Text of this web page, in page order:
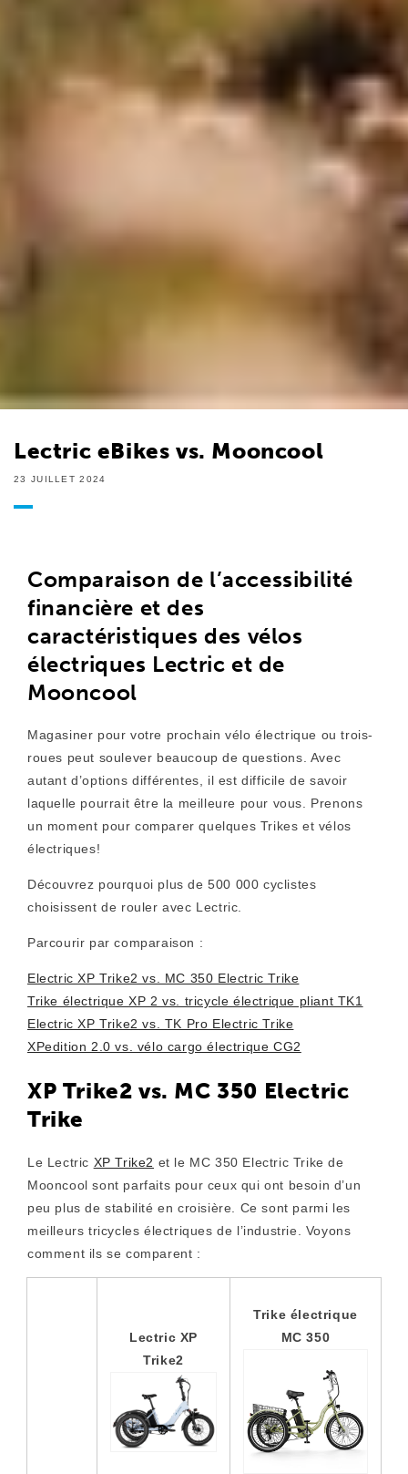
Lectric eBikes vs. Mooncool
23 JUILLET 2024
Comparaison de l’accessibilité
financière et des
caractéristiques des vélos
électriques Lectric et de
Mooncool
Magasiner pour votre prochain vélo électrique ou trois-
roues peut soulever beaucoup de questions. Avec
autant d’options différentes, il est difficile de savoir
laquelle pourrait être la meilleure pour vous. Prenons
un moment pour comparer quelques Trikes et vélos
électriques!
Découvrez pourquoi plus de 500 000 cyclistes
choisissent de rouler avec Lectric.
Parcourir par comparaison :
Electric XP Trike2 vs. MC 350 Electric Trike
Trike électrique XP 2 vs. tricycle électrique pliant TK1
Electric XP Trike2 vs. TK Pro Electric Trike
XPedition 2.0 vs. vélo cargo électrique CG2
XP Trike2 vs. MC 350 Electric
Trike
Le Lectric XP Trike2 et le MC 350 Electric Trike de
Mooncool sont parfaits pour ceux qui ont besoin d’un
peu plus de stabilité en croisière. Ce sont parmi les
meilleurs tricycles électriques de l’industrie. Voyons
comment ils se comparent :
Lectric XP
Trike2
Trike électrique
MC 350